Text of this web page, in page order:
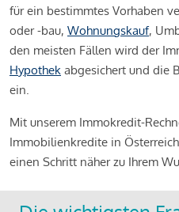
für ein bestimmtes Vorhaben
oder -bau, Wohnungskauf,
den meisten Fällen wird der
Hypothek abgesichert und die
ein.
Mit unserem Immokredit-
Immobilienkredite in
einen Schritt näher zu Ihrem